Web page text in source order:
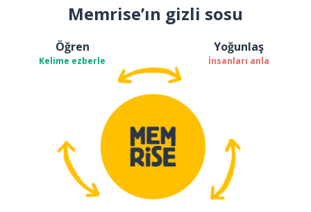
Memrise’ın gizli sosu
Öğren
Kelime ezberle
Yoğunlaş
İnsanları anla